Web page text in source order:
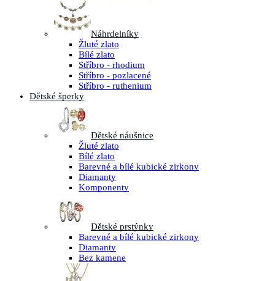
Náhrdelníky
Žluté zlato
Bílé zlato
Stříbro - rhodium
Stříbro - pozlacené
Stříbro - ruthenium
Dětské šperky
Dětské náušnice
Žluté zlato
Bílé zlato
Barevné a bílé kubické zirkony
Diamanty
Komponenty
Dětské prstýnky
Barevné a bílé kubické zirkony
Diamanty
Bez kamene